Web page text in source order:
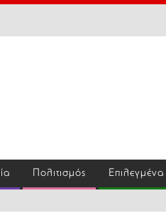
Πολιτισμός Επιλεγμένα